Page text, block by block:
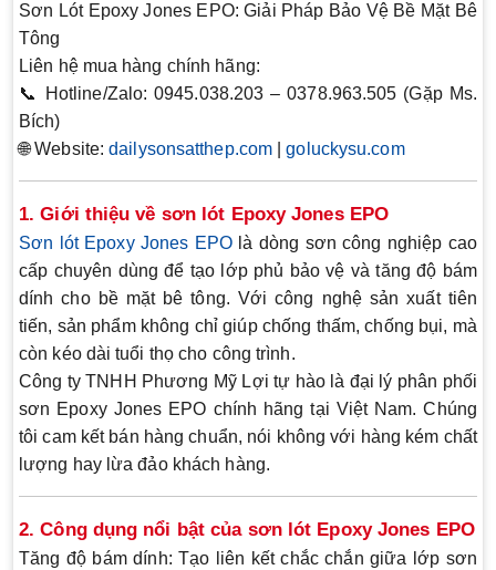
Sơn Lót Epoxy Jones EPO: Giải Pháp Bảo Vệ Bề Mặt Bê
Tông
Liên hệ mua hàng chính hãng:
📞 Hotline/Zalo:0945.038.203 – 0378.963.505 (Gặp Ms.
Bích)
🌐 Website:dailysonsatthep.com |goluckysu.com
1. Giới thiệu về sơn lót Epoxy Jones EPO
Sơn lót Epoxy Jones EPO là dòng sơn công nghiệp cao
cấp chuyên dùng để tạo lớp phủ bảo vệ và tăng độ bám
dính cho bề mặt bê tông. Với công nghệ sản xuất tiên
tiến, sản phẩm không chỉ giúp chống thấm, chống bụi, mà
còn kéo dài tuổi thọ cho công trình.
Công tyTNHH Phương Mỹ Lợi tự hào là đại lý phân phối
sơn Epoxy Jones EPO chính hãng tại Việt Nam. Chúng
tôi cam kết bán hàng chuẩn, nói không với hàng kém chất
lượng hay lừa đảo khách hàng.
2. Công dụng nổi bật của sơn lót Epoxy Jones EPO
Tăng độ bám dính: Tạo liên kết chắc chắn giữa lớp sơn